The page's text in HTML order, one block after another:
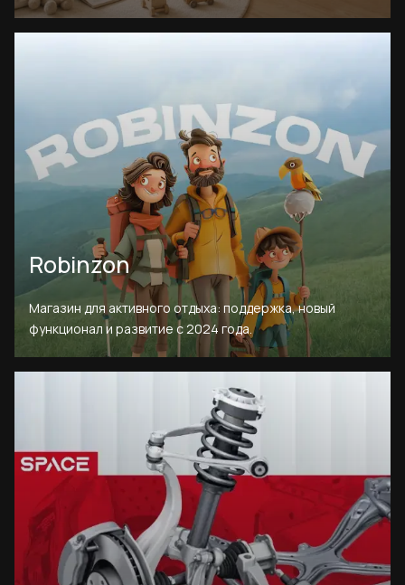
Robinzon
Магазин для активного отдыха: поддержка, новый
функционал и развитие с 2024 года.